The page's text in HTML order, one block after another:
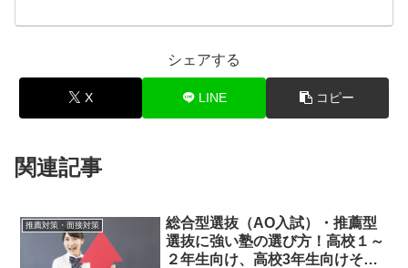
シェアする
X LINE コピー
関連記事
推薦対策・面接対策
総合型選抜（AO入試）・推薦型
選抜に強い塾の選び方！高校１～
２年生向け、高校3年生向けそれ